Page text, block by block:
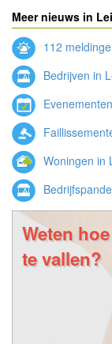
Meer nieuws in
112
Bedrijven in
Woningen in
Weten
te vallen?